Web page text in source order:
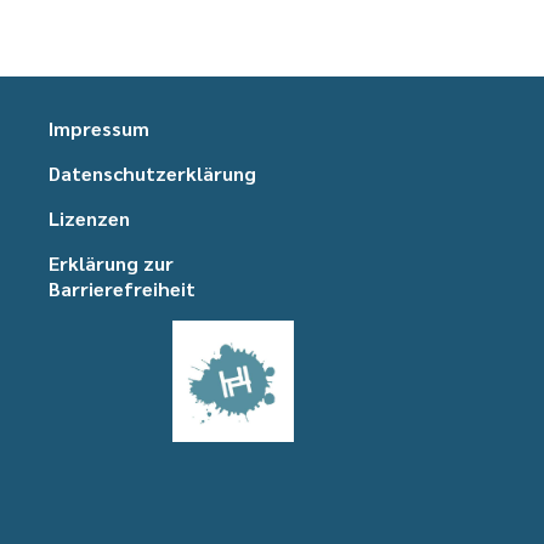
Impressum
Datenschutzerklärung
Lizenzen
Erklärung zur
Barrierefreiheit